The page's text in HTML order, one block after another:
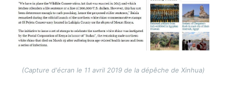
(Capture d'écran le 11 avril 2019 de la dépêche de Xinhua)